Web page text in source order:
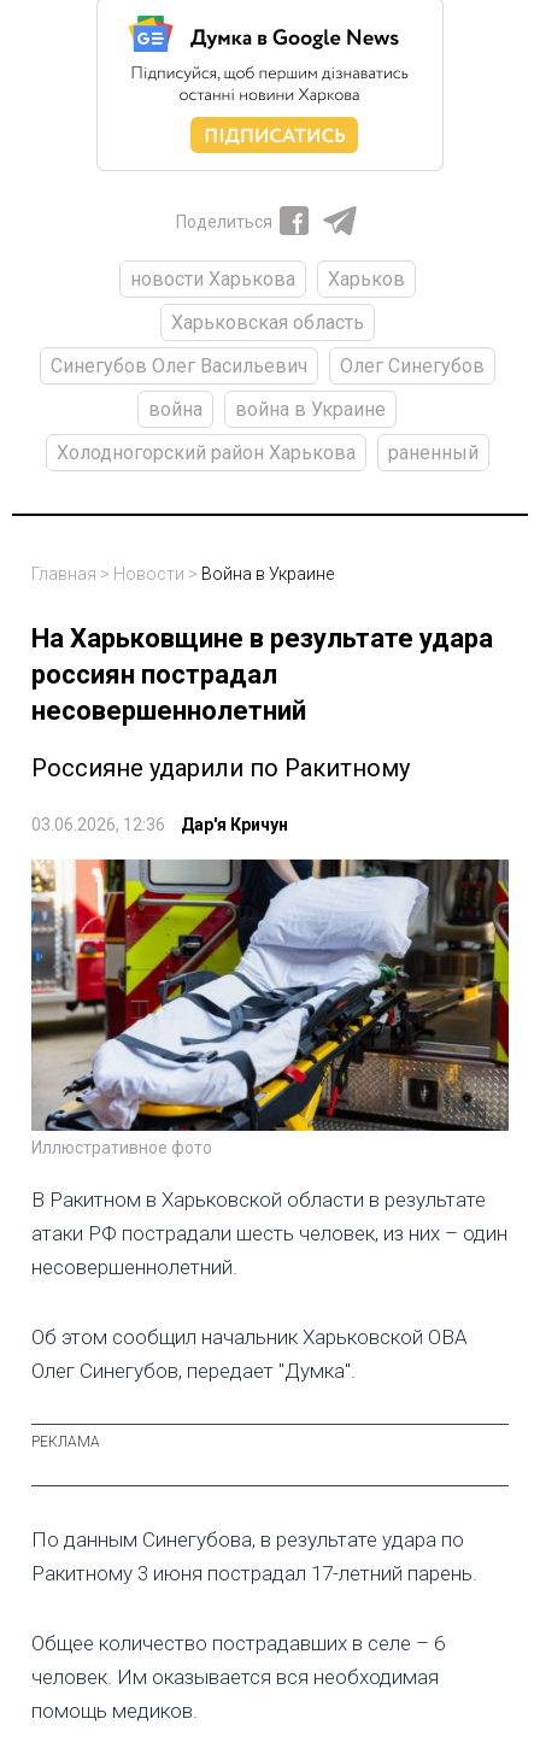
Поделиться
новости Харькова
Харьков
Харьковская область
Синегубов Олег Васильевич
Олег Синегубов
война
война в Украине
Холодногорский район Харькова
раненный
Главная > Новости > Война в Украине
На Харьковщине в результате удара
россиян пострадал
несовершеннолетний
Россияне ударили по Ракитному
03.06.2026, 12:36 Дар'я Кричун
Иллюстративное фото
В Ракитном в Харьковской области в результате
атаки РФ пострадали шесть человек, из них – один
несовершеннолетний.
Об этом сообщил начальник Харьковской ОВА
Олег Синегубов, передает "Думка".
По данным Синегубова, в результате удара по
Ракитному 3 июня пострадал 17-летний парень.
Общее количество пострадавших в селе – 6
человек. Им оказывается вся необходимая
помощь медиков.